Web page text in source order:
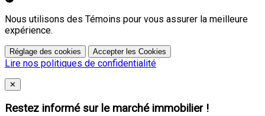
Nous utilisons des Témoins pour vous assurer la meilleure
expérience.
Réglage des cookies Accepter les Cookies
Lire nos politiques de confidentialité
Close
✕
Restez informé sur le marché immobilier !